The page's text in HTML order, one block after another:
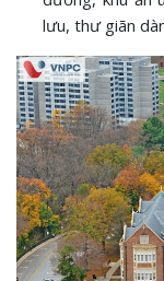
lưu, thư giãn